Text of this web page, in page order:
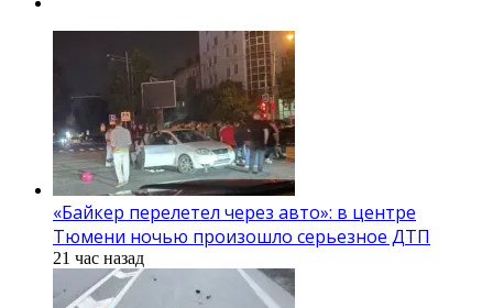
«Байкер перелетел через авто»: в центре
Тюмени ночью произошло серьезное ДТП
21 час назад